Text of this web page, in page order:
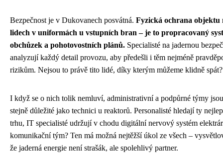
Bezpečnost je v Dukovanech posvátná. Fyzická ochrana objektu
lidech v uniformách u vstupních bran – je to propracovaný
obchůzek a pohotovostních plánů. Specialisté na jadernou
analyzují každý detail provozu, aby předešli i těm nejméně
rizikům. Nejsou to právě tito lidé, díky kterým můžeme klidně spát?
I když se o nich tolik nemluví, administrativní a podpůrné týmy
stejně důležité jako technici u reaktorů. Personalisté hledají ty
trhu, IT specialisté udržují v chodu digitální nervový systém
komunikační tým? Ten má možná nejtěžší úkol ze všech –
že jaderná energie není strašák, ale spolehlivý partner.